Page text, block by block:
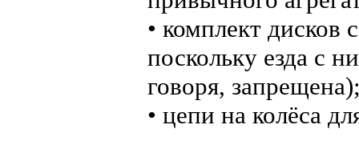
• комплект дисков
поскольку езда с
говоря,
• цепи на колёса